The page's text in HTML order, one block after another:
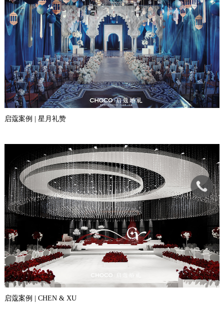
启蔻案例 | 星月礼赞
启蔻案例 | CHEN & XU